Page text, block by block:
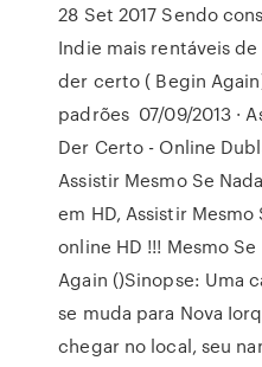
28 Set 2017 Sendo
Indie mais rentáveis de
der certo ( Begin
padrões 07/09/2013 ·
Der Certo - Online
Assistir Mesmo Se
em HD, Assistir
online HD !!! Mesmo
Again ()Sinopse: Uma
se muda para Nova
chegar no local, seu